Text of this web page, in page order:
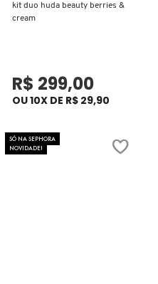
kit duo huda beauty berries &
cream
R$ 299,00
OU 10X DE R$ 29,90
SÓ NA SEPHORA
NOVIDADE!